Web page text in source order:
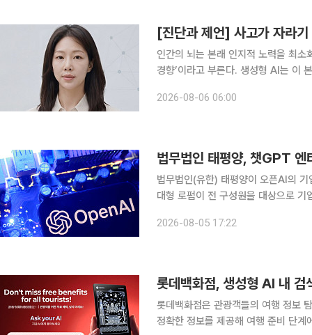
[진단과 제언] 사고가 자라
인간의 뇌는 본래 인지적 노력을 최소
경향’이라고 부른다. 생성형 AI는 이 본능을 정밀하게 파
자라야 할 시기의 아이들에게, 이 도
2026-08-06 06:00
법무법인 태평양, 챗GPT
법무법인(유한) 태평양이 오픈AI의
대형 로펌이 전 구성원을 대상으로 기업용
금융 등 다양한 산업에서 확산되고 있
2026-08-05 17:22
롯데백화점, 생성형 AI 내 검
롯데백화점은 관광객들의 여행 정보
정확한 정보를 제공해 여행 준비 단계